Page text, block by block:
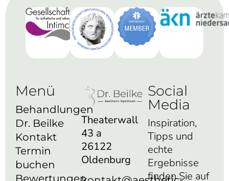
Menü
Behandlungen
Dr. Beilke
Kontakt
Termin
buchen
Theaterwall
43 a
26122
Oldenburg
Social
Media
Inspiration,
Tipps und
echte
Ergebnisse
finden Sie auf